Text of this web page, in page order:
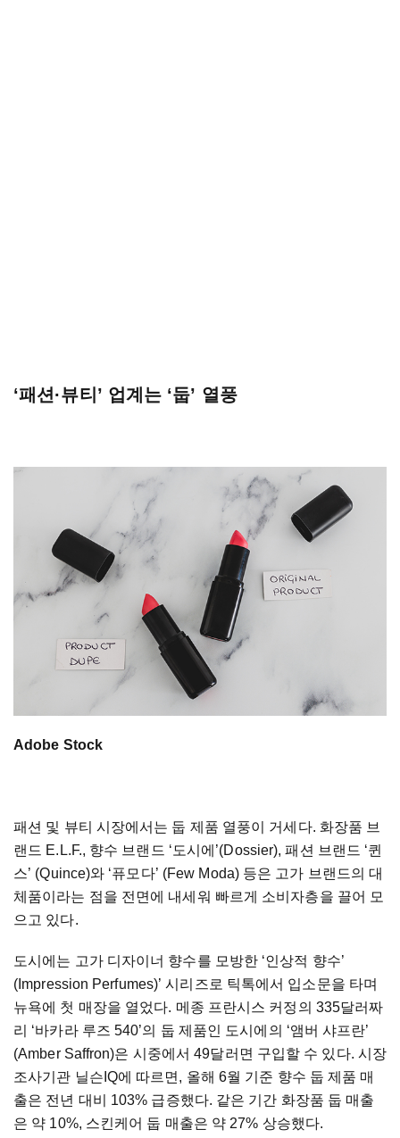
‘패션·뷰티’ 업계는 ‘둡’ 열풍
Adobe Stock
패션 및 뷰티 시장에서는 둡 제품 열풍이 거세다. 화장품 브
랜드 E.L.F., 향수 브랜드 ‘도시에’(Dossier), 패션 브랜드 ‘퀸
스’ (Quince)와 ‘퓨모다’ (Few Moda) 등은 고가 브랜드의 대
체품이라는 점을 전면에 내세워 빠르게 소비자층을 끌어 모
으고 있다.
도시에는 고가 디자이너 향수를 모방한 ‘인상적 향수’
(Impression Perfumes)’ 시리즈로 틱톡에서 입소문을 타며
뉴욕에 첫 매장을 열었다. 메종 프란시스 커정의 335달러짜
리 ‘바카라 루즈 540’의 둡 제품인 도시에의 ‘앰버 샤프란’
(Amber Saffron)은 시중에서 49달러면 구입할 수 있다. 시장
조사기관 닐슨IQ에 따르면, 올해 6월 기준 향수 둡 제품 매
출은 전년 대비 103% 급증했다. 같은 기간 화장품 둡 매출
은 약 10%, 스킨케어 둡 매출은 약 27% 상승했다.